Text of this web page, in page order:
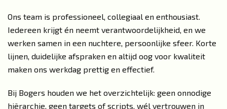
Ons team is professioneel, collegiaal en enthousiast.
Iedereen krijgt én neemt verantwoordelijkheid, en we
werken samen in een nuchtere, persoonlijke sfeer. Korte
lijnen, duidelijke afspraken en altijd oog voor kwaliteit
maken ons werkdag prettig en effectief.
Bij Bogers houden we het overzichtelijk: geen onnodige
hiërarchie, geen targets of scripts, wél vertrouwen in